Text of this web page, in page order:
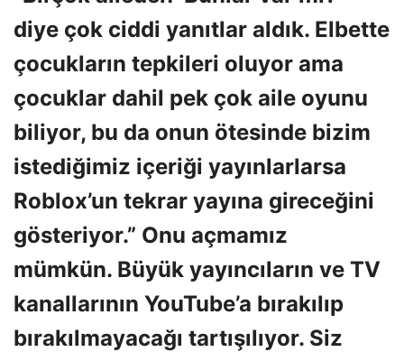
diye çok ciddi yanıtlar aldık. Elbette
çocukların tepkileri oluyor ama
çocuklar dahil pek çok aile oyunu
biliyor, bu da onun ötesinde bizim
istediğimiz içeriği yayınlarlarsa
Roblox’un tekrar yayına gireceğini
gösteriyor.” Onu açmamız
mümkün. Büyük yayıncıların ve TV
kanallarının YouTube’a bırakılıp
bırakılmayacağı tartışılıyor. Siz